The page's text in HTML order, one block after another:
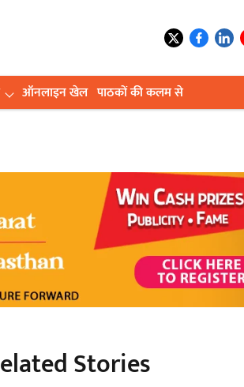
ऑनलाइन खेल पाठकों की कलम से
Stories